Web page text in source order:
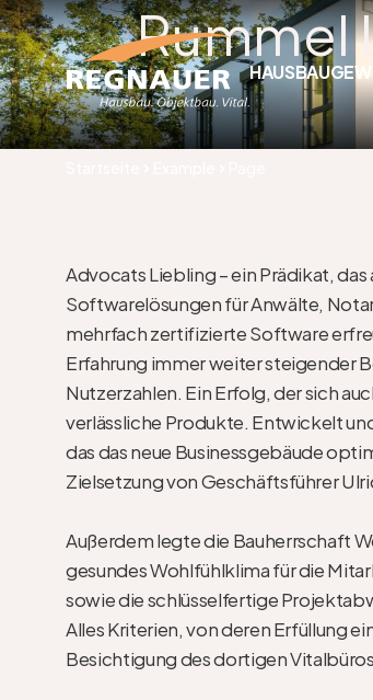
HAUSBAU
Rummel
Advocats Liebling – ein Prädikat, das
Softwarelösungen für Anwälte,
mehrfach zertifizierte Software
Erfahrung immer weiter steigender
Nutzerzahlen. Ein Erfolg, der sich
verlässliche Produkte. Entwickelt
das das neue Businessgebäude
Zielsetzung von Geschäftsführer
Außerdem legte die Bauherrschaft
gesundes Wohlfühlklima für die
sowie die schlüsselfertige
Alles Kriterien, von deren Erfüllung
Besichtigung des dortigen